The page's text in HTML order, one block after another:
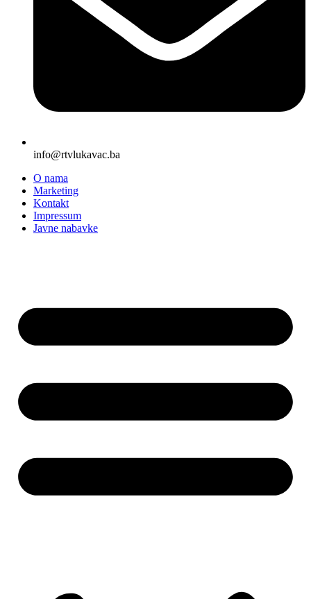
info@rtvlukavac.ba
O nama
Marketing
Kontakt
Impressum
Javne nabavke